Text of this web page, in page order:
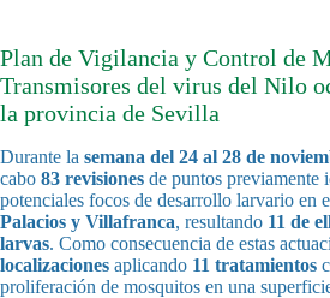
Plan de Vigilancia y Control de
Transmisores del virus del Nilo
la provincia de Sevilla
Durante la semana del 24 al 28 de
cabo 83 revisiones de puntos previamente
potenciales focos de desarrollo larvario en
Palacios y Villafranca, resultando 11 de
larvas. Como consecuencia de estas
localizaciones aplicando 11 tratamientos
proliferación de mosquitos en una